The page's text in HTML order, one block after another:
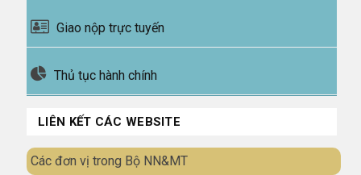
Giao nộp trực tuyến
Thủ tục hành chính
LIÊN KẾT CÁC WEBSITE
Các đơn vị trong Bộ NN&MT